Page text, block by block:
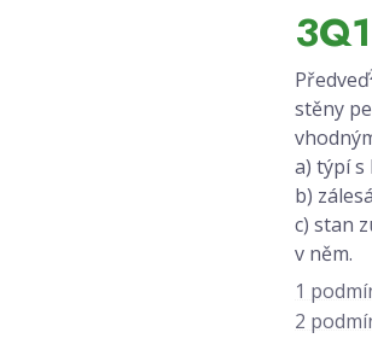
Předveď
stěny
a) týpí s
b)
c) stan
v něm.
1
2